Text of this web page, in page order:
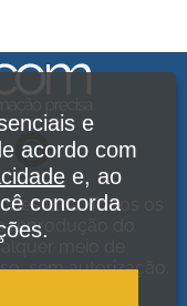
Ltda. Todos os
reprodução do
meio de
sem autorização.
e
acordo com
e, ao
concorda